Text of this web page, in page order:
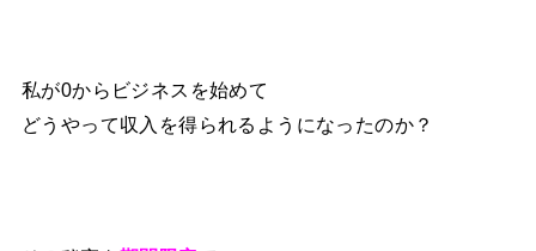
私が0からビジネスを始めて
どうやって収入を得られるようになったのか？